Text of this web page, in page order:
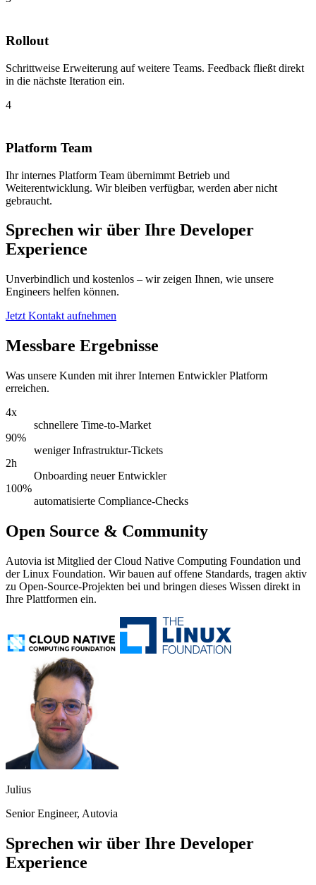
Rollout
Schrittweise Erweiterung auf weitere Teams. Feedback fließt direkt
in die nächste Iteration ein.
4
Platform Team
Ihr internes Platform Team übernimmt Betrieb und
Weiterentwicklung. Wir bleiben verfügbar, werden aber nicht
gebraucht.
Sprechen wir über Ihre Developer
Experience
Unverbindlich und kostenlos – wir zeigen Ihnen, wie unsere
Engineers helfen können.
Jetzt Kontakt aufnehmen
Messbare Ergebnisse
Was unsere Kunden mit ihrer Internen Entwickler Platform
erreichen.
4x
schnellere Time-to-Market
90%
weniger Infrastruktur-Tickets
2h
Onboarding neuer Entwickler
100%
automatisierte Compliance-Checks
Open Source & Community
Autovia ist Mitglied der Cloud Native Computing Foundation und
der Linux Foundation. Wir bauen auf offene Standards, tragen aktiv
zu Open-Source-Projekten bei und bringen dieses Wissen direkt in
Ihre Plattformen ein.
Julius
Senior Engineer, Autovia
Sprechen wir über Ihre Developer
Experience